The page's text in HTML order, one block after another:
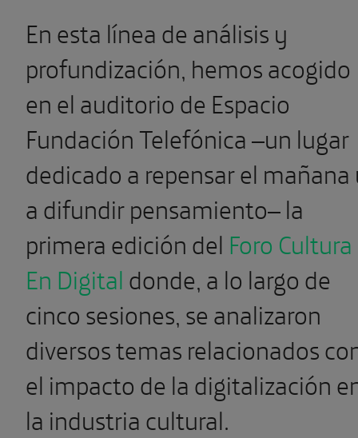
En esta línea de análisis y
profundización, hemos acogido
en el auditorio de Espacio
Fundación Telefónica –un lugar
dedicado a repensar el mañana
a difundir pensamiento– la
primera edición del Foro Cultura
En Digitaldonde, a lo largo de
cinco sesiones, se analizaron
diversos temas relacionados
el impacto de la digitalización
la industria cultural.